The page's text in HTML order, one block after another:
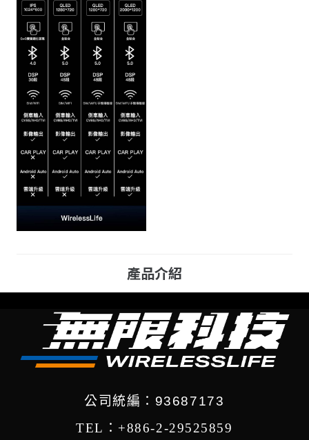
產品介紹
公司統編：93687173
TEL：+886-2-29525859